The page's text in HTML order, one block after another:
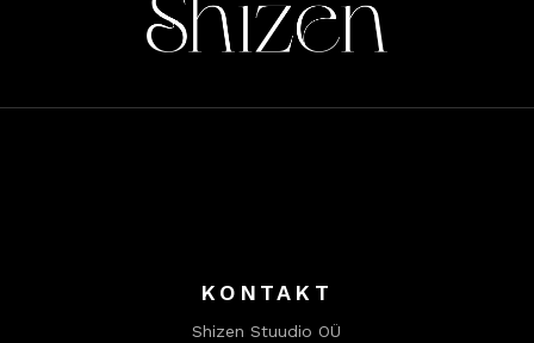
KONTAKT
Shizen Stuudio OÜ